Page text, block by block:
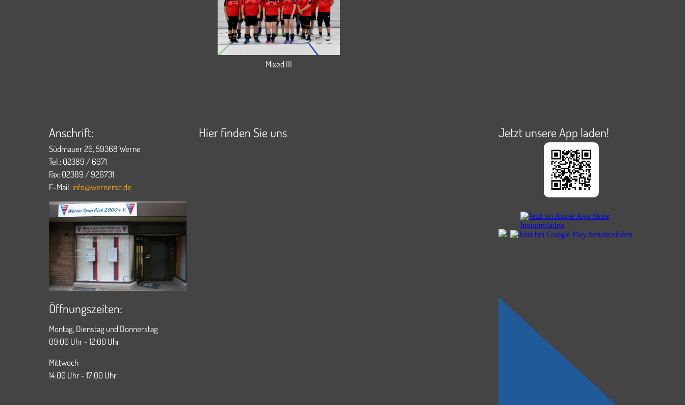
Mixed III
Anschrift:
Südmauer 26, 59368 Werne
Tel.: 02389 / 6971
Fax: 02389 / 926731
E-Mail:info@wernersc.de
Öffnungszeiten:
Montag, Dienstag und Donnerstag
09:00 Uhr - 12:00 Uhr
Mittwoch
14:00 Uhr - 17:00 Uhr
Hier finden Sie uns Jetzt unsere App laden!